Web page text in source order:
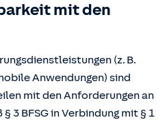
mit den
(z. B.
Anwendungen) sind
mit den Anforderungen an
3 BFSG in Verbindung mit § 1